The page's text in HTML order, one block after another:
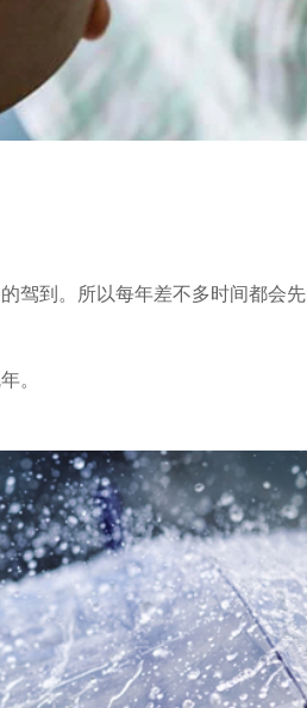
驾到。所以每年差不多时间都会先
。